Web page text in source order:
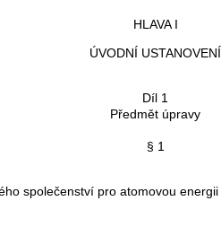
HLAVA I
ÚVODNÍ USTANOVENÍ
Díl 1
Předmět úpravy
§ 1
pro atomovou energii